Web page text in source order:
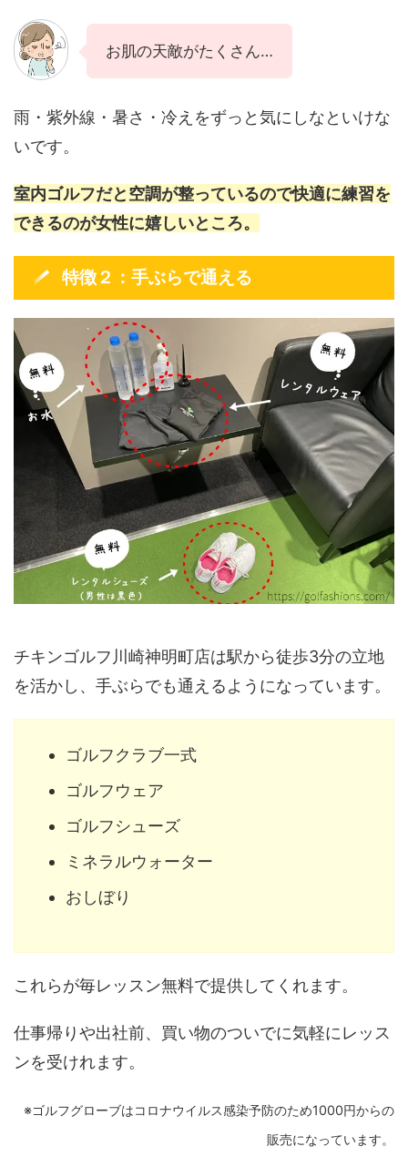
お肌の天敵がたくさん…
雨・紫外線・暑さ・冷えをずっと気にしなといけな
いです。
室内ゴルフだと空調が整っているので快適に練習を
できるのが女性に嬉しいところ。
特徴２：手ぶらで通える
チキンゴルフ川崎神明町店は駅から徒歩3分の立地
を活かし、手ぶらでも通えるようになっています。
ゴルフクラブ一式
ゴルフウェア
ゴルフシューズ
ミネラルウォーター
おしぼり
これらが毎レッスン無料で提供してくれます。
仕事帰りや出社前、買い物のついでに気軽にレッス
ンを受けれます。
※ゴルフグローブはコロナウイルス感染予防のため1000円からの
販売になっています。